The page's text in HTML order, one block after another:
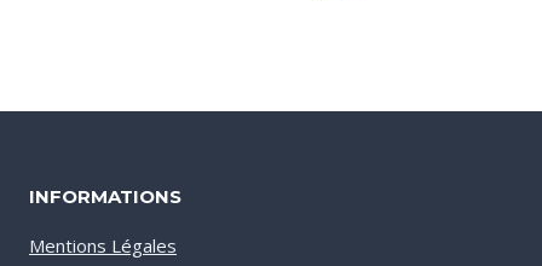
INFORMATIONS
Mentions Légales